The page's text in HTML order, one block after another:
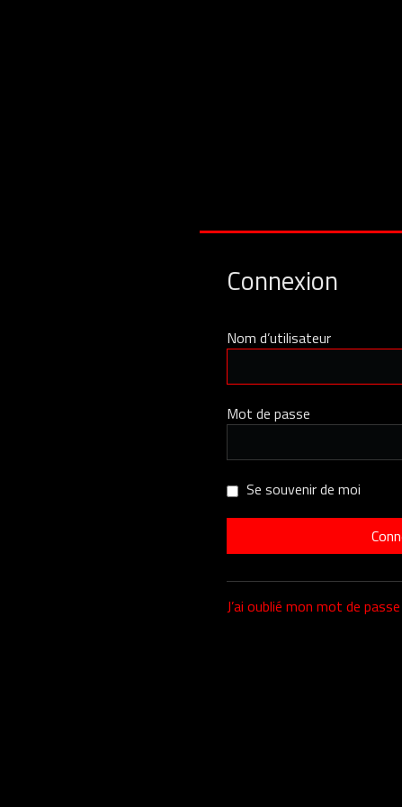
Connexion
Nom d’utilisateur
Mot de passe
Se souvenir de moi
J’ai oublié mon mot de passe